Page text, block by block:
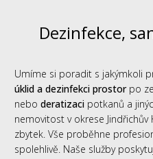
Dezinfekce,
Umíme si poradit s jakýmkoli
úklid a dezinfekci prostorpo
nebo deratizaci potkanů a
nemovitost v okrese
zbytek. Vše proběhne
spolehlivě. Naše služby